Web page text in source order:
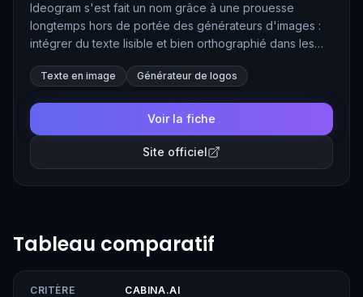
Ideogram s'est fait un nom grâce à une prouesse
longtemps hors de portée des générateurs d'images :
intégrer du texte lisible et bien orthographié dans les
YouTube sortent avec une typographie soignée, ce qui
des mots. Son modèle Ideogram 4.0, lancé en juin 2026
en open weight, génère nativement en 2K et permet de
contrôler la disposition des éléments sur le visuel.
Texte en image Générateur de logos
Voir la fiche
Site officiel
Tableau comparatif
CRITÈRE CABINA.AI